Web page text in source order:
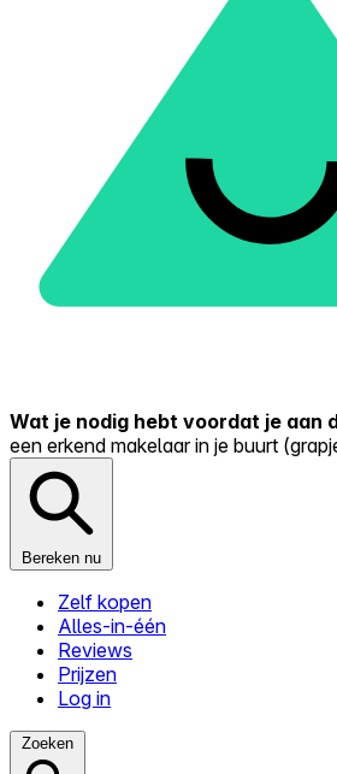
Wat je nodig hebt voordat je aan
een erkend makelaar in je buurt
Bereken nu
Zelf kopen
Alles-in-één
Reviews
Prijzen
Log in
Zoeken